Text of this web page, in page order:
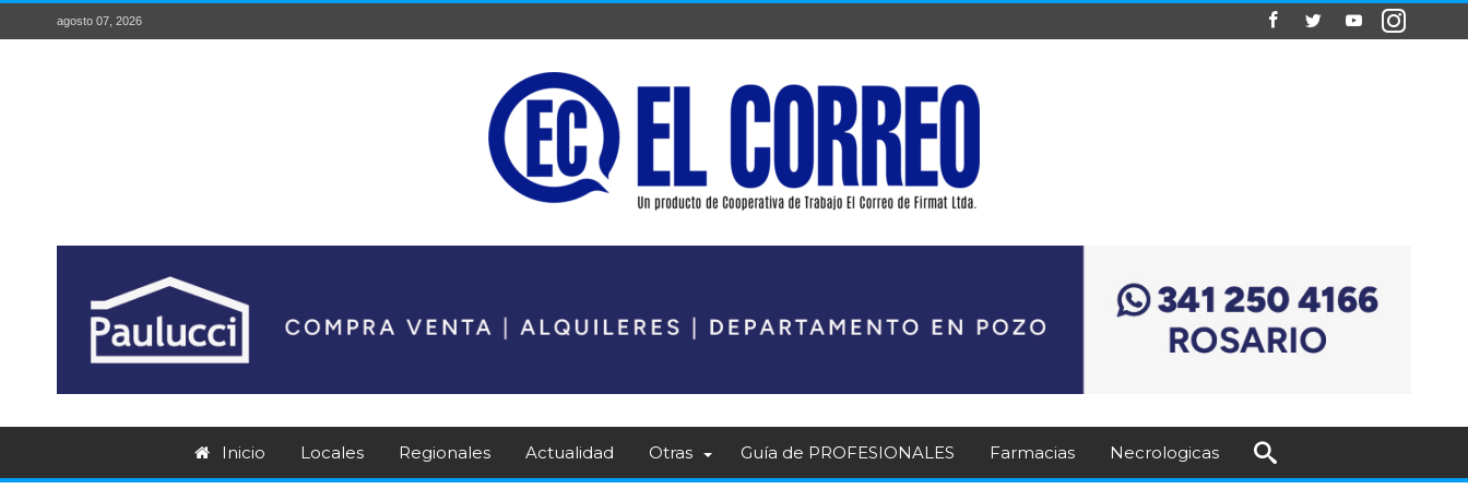
agosto 07, 2026
Inicio Locales Regionales Actualidad Otras Guía de PROFESIONALES Farmacias Necrologicas